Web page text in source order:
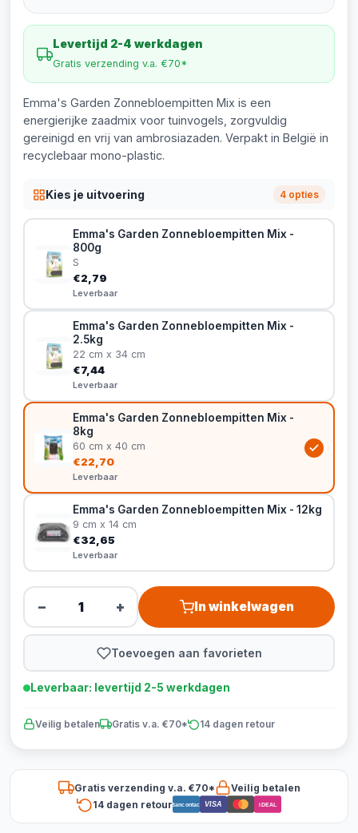
Levertijd 2-4 werkdagen
Gratis verzending v.a. €70*
Emma's Garden Zonnebloempitten Mix is een
energierijke zaadmix voor tuinvogels, zorgvuldig
gereinigd en vrij van ambrosiazaden. Verpakt in België in
recyclebaar mono-plastic.
Kies je uitvoering 4 opties
Emma's Garden Zonnebloempitten Mix -
800g
S
€2,79
Leverbaar
Emma's Garden Zonnebloempitten Mix -
2.5kg
22 cm x 34 cm
€7,44
Leverbaar
Emma's Garden Zonnebloempitten Mix -
8kg
60 cm x 40 cm
€22,70
Leverbaar
Emma's Garden Zonnebloempitten Mix - 12kg
9 cm x 14 cm
€32,65
Leverbaar
− + In winkelwagen
Toevoegen aan favorieten
Leverbaar: levertijd 2-5 werkdagen
Veilig betalen Gratis v.a. €70* 14 dagen retour
Gratis verzending v.a. €70*
Veilig betalen
14 dagen retourBancontact VISA iDEAL